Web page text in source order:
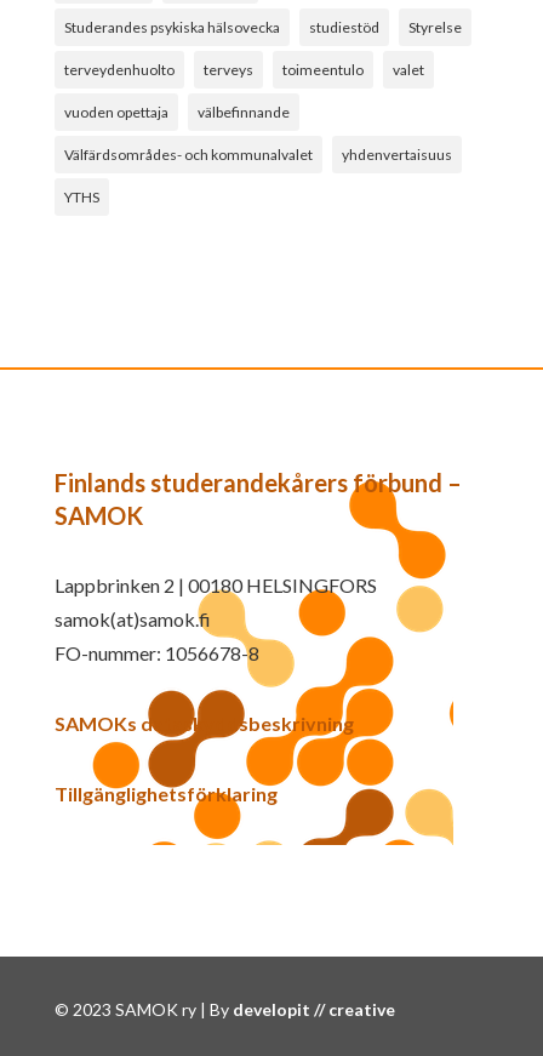
Studerandes psykiska hälsovecka studiestöd Styrelse
terveydenhuolto terveys toimeentulo valet
vuoden opettaja välbefinnande
Välfärdsområdes- och kommunalvalet yhdenvertaisuus
YTHS
Finlands studerandekårers förbund –
SAMOK
Lappbrinken 2 | 00180 HELSINGFORS
samok(at)samok.fi
FO-nummer: 1056678-8
SAMOKs dataskyddsbeskrivning
Tillgänglighetsförklaring
© 2023 SAMOK ry | By developit // creative